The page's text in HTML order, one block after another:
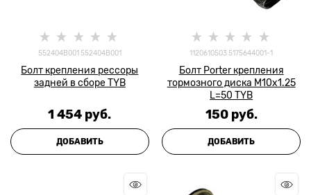
552404B001 552404B001
Болт крепления рессоры
задней в сборе TYB
1 454 руб.
ДОБАВИТЬ
1120610503 5175644001-1
Болт Porter крепления
тормозного диска M10x1.25
L=50 TYB
150 руб.
ДОБАВИТЬ